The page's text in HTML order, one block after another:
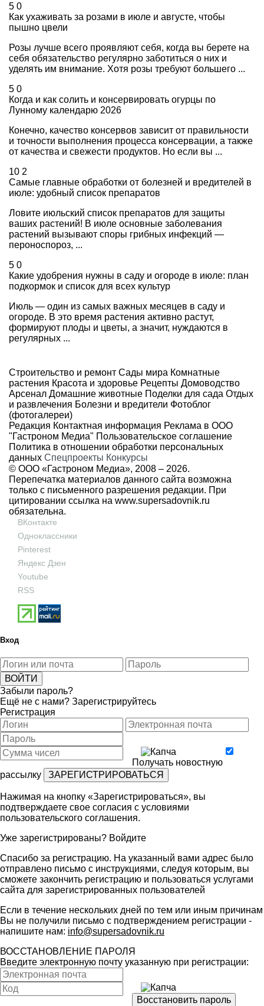
5 0
Как ухаживать за розами в июле и августе, чтобы
пышно цвели
Розы лучше всего проявляют себя, когда вы берете на
себя обязательство регулярно заботиться о них и
уделять им внимание. Хотя розы требуют большего ...
5 0
Когда и как солить и консервировать огурцы по
Лунному календарю 2026
Конечно, качество консервов зависит от правильности
и точности выполнения процесса консервации, а также
от качества и свежести продуктов. Но если вы ...
10 2
Самые главные обработки от болезней и вредителей в
июле: удобный список препаратов
Ловите июльский список препаратов для защиты
ваших растений! В июле основные заболевания
растений вызывают споры грибных инфекций —
пероноспороз, ...
5 0
Какие удобрения нужны в саду и огороде в июле: план
подкормок и список для всех культур
Июль — один из самых важных месяцев в саду и
огороде. В это время растения активно растут,
формируют плоды и цветы, а значит, нуждаются в
регулярных ...
Строительство и ремонт Сады мира Комнатные
растения Красота и здоровье Рецепты Домоводство
Арсенал Домашние животные Поделки для сада Отдых
и развлечения Болезни и вредители Фотоблог
(фотогалереи)
Редакция Контактная информация Реклама в ООО
"Гастроном Медиа" Пользовательское соглашение
Политика в отношении обработки персональных
данных Спецпроекты Конкурсы
© ООО «Гастроном Медиа», 2008 – 2026.
Перепечатка материалов данного сайта возможна
только с письменного разрешения редакции. При
цитировании ссылка на www.supersadovnik.ru
обязательна.
ВКонтакте
Одноклассники
Pinterest
Яндекс Дзен
Youtube
RSS
Вход
Забыли пароль?
Ещё не с нами? Зарегистрируйтесь
Регистрация
Получать новостную
рассылку
Нажимая на кнопку «Зарегистрироваться», вы
подтверждаете свое согласия с условиями
пользовательского соглашения.
Уже зарегистрированы? Войдите
Спасибо за регистрацию. На указанный вами адрес было
отправлено письмо с инструкциями, следуя которым, вы
сможете закончить регистрацию и пользоваться услугами
сайта для зарегистрированных пользователей
Если в течение нескольких дней по тем или иным причинам
Вы не получили письмо с подтверждением регистрации -
напишите нам: info@supersadovnik.ru
ВОССТАНОВЛЕНИЕ ПАРОЛЯ
Введите электронную почту указанную при регистрации: